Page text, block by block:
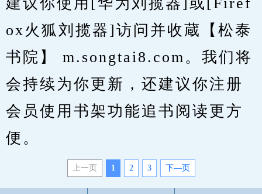
ox火狐刘揽器]访问并收蔵【松泰
书院】 m.songtai8.com。我们将
会持续为你更新，还建议你注册
会员使用书架功能追书阅读更方
便。
上一页 1 2 3 下—页